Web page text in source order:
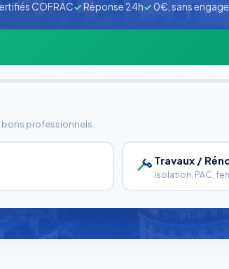
COFRAC✓Réponse 24h✓ 0€, sans
professionnels.
Travaux /
Isolation, PAC,